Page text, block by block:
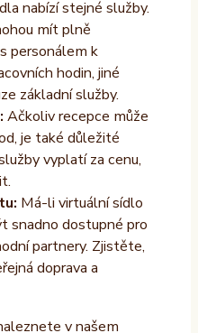
nabízí stejné služby.
mít plně
personálem k
hodin, jiné
základní služby.
Ačkoliv recepce může
je také důležité
vyplatí za cenu,
Má-li virtuální sídlo
snadno dostupné pro
partnery. Zjistěte,
doprava a
v našem